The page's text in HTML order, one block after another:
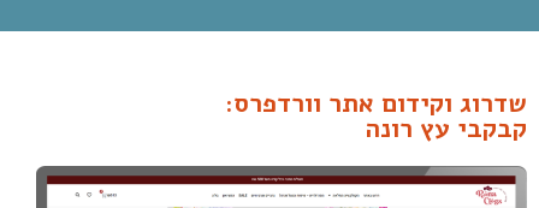
שדרוג וקידום אתר וורדפרס:
קבקבי עץ רונה